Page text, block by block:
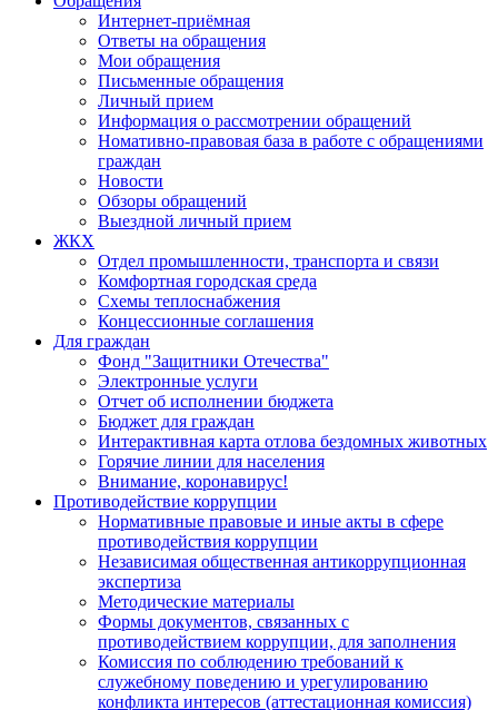
Интернет-приёмная
Ответы на обращения
Мои обращения
Письменные обращения
Личный прием
Информация о рассмотрении обращений
Номативно-правовая база в работе с обращениями
граждан
Новости
Обзоры обращений
Выездной личный прием
ЖКХ
Отдел промышленности, транспорта и связи
Комфортная городская среда
Схемы теплоснабжения
Концессионные соглашения
Для граждан
Фонд "Защитники Отечества"
Электронные услуги
Отчет об исполнении бюджета
Бюджет для граждан
Интерактивная карта отлова бездомных животных
Горячие линии для населения
Внимание, коронавирус!
Противодействие коррупции
Нормативные правовые и иные акты в сфере
противодействия коррупции
Независимая общественная антикоррупционная
экспертиза
Методические материалы
Формы документов, связанных с
противодействием коррупции, для заполнения
Комиссия по соблюдению требований к
служебному поведению и урегулированию
конфликта интересов (аттестационная комиссия)